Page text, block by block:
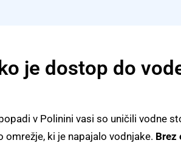
je dostop do
v Polinini vasi so uničili vodne
omrežje, ki je napajalo vodnjake. Brez